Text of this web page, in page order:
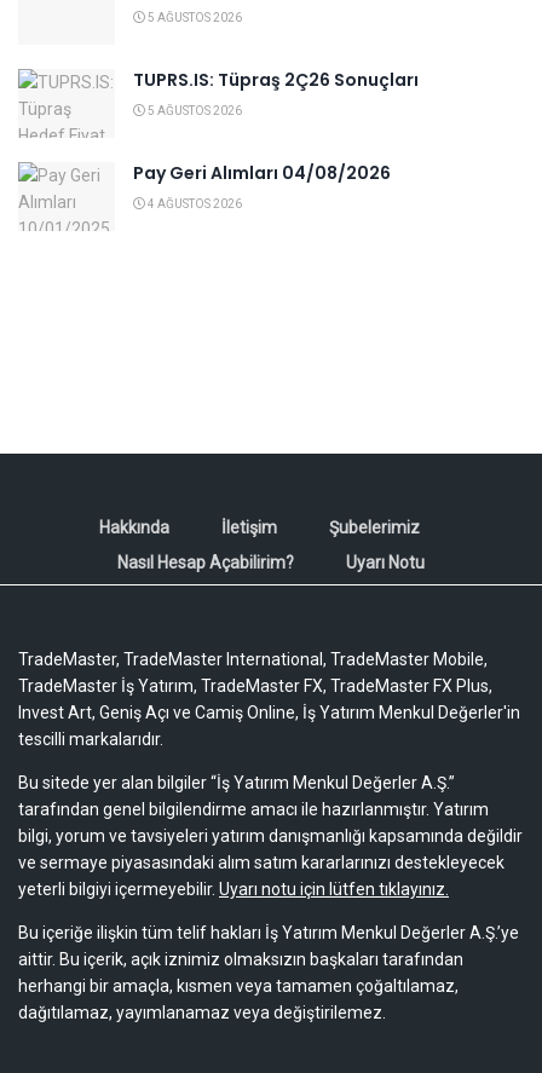
5 AĞUSTOS 2026
TUPRS.IS: Tüpraş 2Ç26 Sonuçları
5 AĞUSTOS 2026
Pay Geri Alımları 04/08/2026
4 AĞUSTOS 2026
Hakkında İletişim
Şubelerimiz
Nasıl Hesap Açabilirim?
Uyarı Notu
TradeMaster, TradeMaster International, TradeMaster Mobile,
TradeMaster İş Yatırım, TradeMaster FX, TradeMaster FX Plus,
Invest Art, Geniş Açı ve Camiş Online, İş Yatırım Menkul Değerler'in
tescilli markalarıdır.
Bu sitede yer alan bilgiler “İş Yatırım Menkul Değerler A.Ş.”
tarafından genel bilgilendirme amacı ile hazırlanmıştır. Yatırım
bilgi, yorum ve tavsiyeleri yatırım danışmanlığı kapsamında değildir
ve sermaye piyasasındaki alım satım kararlarınızı destekleyecek
yeterli bilgiyi içermeyebilir. Uyarı notu için lütfen tıklayınız.
Bu içeriğe ilişkin tüm telif hakları İş Yatırım Menkul Değerler A.Ş.’ye
aittir. Bu içerik, açık iznimiz olmaksızın başkaları tarafından
herhangi bir amaçla, kısmen veya tamamen çoğaltılamaz,
dağıtılamaz, yayımlanamaz veya değiştirilemez.